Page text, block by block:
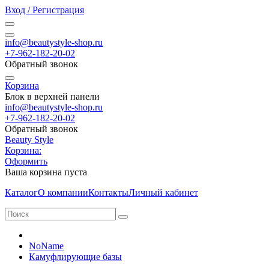
Вход / Регистрация
info@beautystyle-shop.ru
+7-962-182-20-02
Обратный звонок
Корзина
Блок в верхней панели
info@beautystyle-shop.ru
+7-962-182-20-02
Обратный звонок
Beauty Style
Корзина:
Оформить
Ваша корзина пуста
КаталогО компанииКонтактыЛичный кабинет
NoName
Камуфлирующие базы